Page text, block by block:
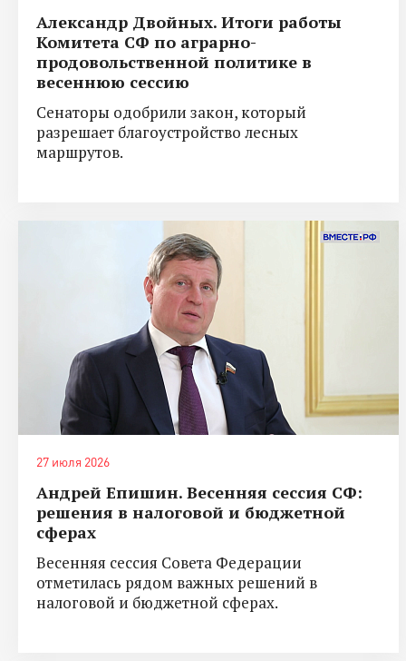
Александр Двойных. Итоги работы
Комитета СФ по аграрно-
продовольственной политике в
весеннюю сессию
Сенаторы одобрили закон, который
разрешает благоустройство лесных
маршрутов.
27 июля 2026
Андрей Епишин. Весенняя сессия СФ:
решения в налоговой и бюджетной
сферах
Весенняя сессия Совета Федерации
отметилась рядом важных решений в
налоговой и бюджетной сферах.